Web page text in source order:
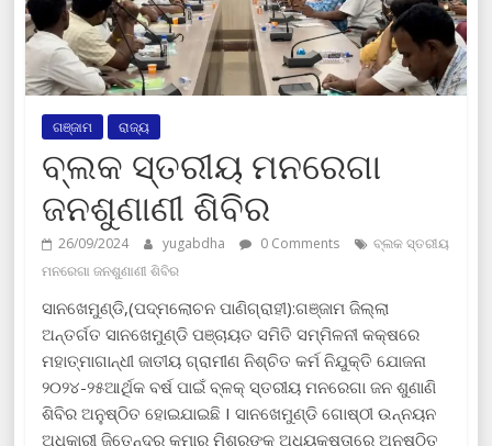
ଗଞ୍ଜାମ ରାଜ୍ୟ
ବ୍ଲକ ସ୍ତରୀୟ ମନରେଗା
ଜନଶୁଣାଣୀ ଶିବିର
26/09/2024 yugabdha 0 Comments
ବ୍ଲକ ସ୍ତରୀୟ
ମନରେଗା ଜନଶୁଣାଣୀ ଶିବିର
ସାନଖେମୁଣ୍ଡି,(ପଦ୍ମଲୋଚନ ପାଣିଗ୍ରାହୀ):ଗଞ୍ଜାମ ଜିଲ୍ଲା
ଅନ୍ତର୍ଗତ ସାନଖେମୁଣ୍ଡି ପଞ୍ଚାୟତ ସମିତି ସମ୍ମିଳନୀ କକ୍ଷରେ
ମହାତ୍ମାଗାନ୍ଧୀ ଜାତୀୟ ଗ୍ରାମୀଣ ନିଶ୍ଚିତ କର୍ମ ନିଯୁକ୍ତି ଯୋଜନା
୨୦୨୪-୨୫ଆର୍ଥିକ ବର୍ଷ ପାଇଁ ବ୍ଳକ୍ ସ୍ତରୀୟ ମନରେଗା ଜନ ଶୁଣାଣି
ଶିବିର ଅନୁଷ୍ଠିତ ହୋଇଯାଇଛି I ସାନଖେମୁଣ୍ଡି ଗୋଷ୍ଠୀ ଉନ୍ନୟନ
ଅଧିକାରୀ ଜିତେନ୍ଦ୍ର କୁମାର ମିଶ୍ରଙ୍କ ଅଧ୍ୟକ୍ଷତାରେ ଅନୁଷ୍ଠିତ